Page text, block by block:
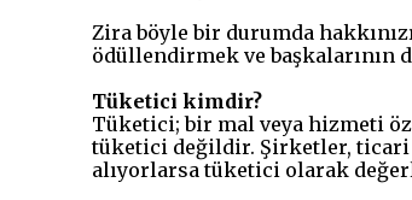
Zira böyle bir durumda
ödüllendirmek ve başkalarının
Tüketici kimdir?
Tüketici; bir mal veya hizmeti
tüketici değildir. Şirketler, ticari
alıyorlarsa tüketici olarak